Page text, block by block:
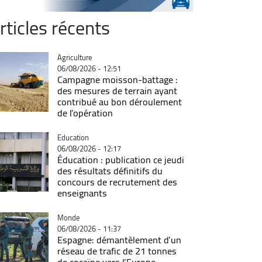
récents
Catégorie
Agriculture
06/08/2026 - 12:51
Campagne moisson-battage :
des mesures de terrain ayant
contribué au bon déroulement
de l'opération
Catégorie
Education
06/08/2026 - 12:17
Éducation : publication ce jeudi
des résultats définitifs du
concours de recrutement des
enseignants
Catégorie
Monde
06/08/2026 - 11:37
Espagne: démantèlement d’un
réseau de trafic de 21 tonnes